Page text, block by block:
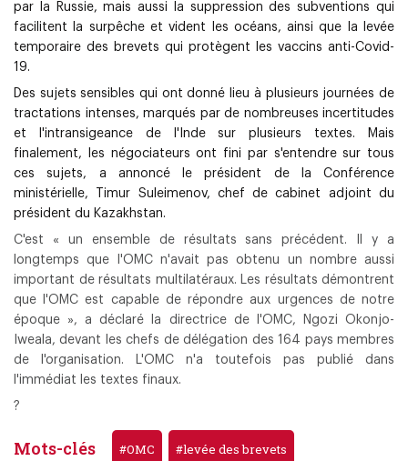
par la Russie, mais aussi la suppression des subventions qui
facilitent la surpêche et vident les océans, ainsi que la levée
temporaire des
brevets qui protègent les vaccins anti-Covid-
19.
Des sujets sensibles qui ont donné lieu à plusieurs journées de
tractations intenses, marqués par de nombreuses incertitudes
et l'intransigeance de l'Inde sur plusieurs textes. Mais
finalement, les négociateurs ont fini par s'entendre sur tous
ces sujets, a annoncé le président de la Conférence
ministérielle, Timur Suleimenov, chef de cabinet adjoint du
président du Kazakhstan.
C'est « un ensemble de résultats sans précédent. Il y a
longtemps que l'OMC n'avait pas obtenu un nombre aussi
important de résultats multilatéraux. Les résultats démontrent
que l'OMC est capable de répondre aux urgences de notre
époque », a déclaré la directrice de l'OMC, Ngozi Okonjo-
Iweala, devant les chefs de délégation des 164 pays membres
de l'organisation. L'OMC n'a toutefois pas publié dans
l'immédiat les textes finaux.
?
Mots-clés #OMC #levée des brevets